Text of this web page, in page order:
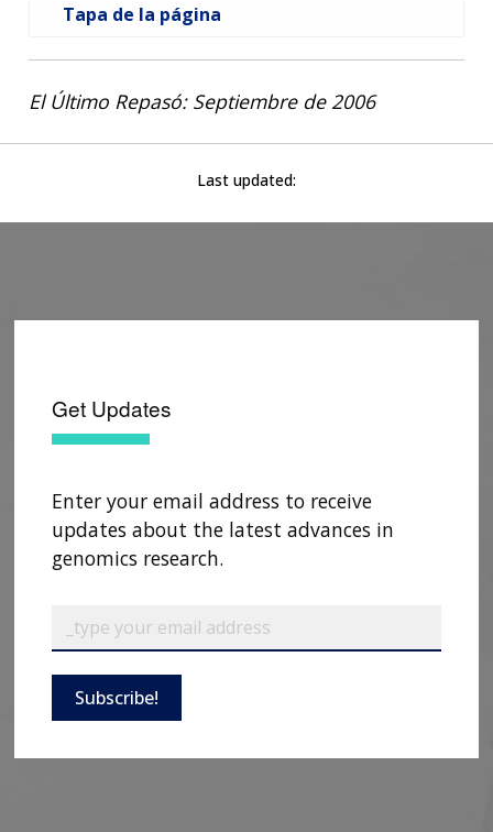
Tapa de la página
El Último Repasó: Septiembre de 2006
Last updated:
Get Updates
Enter your email address to receive
updates about the latest advances in
genomics research.
Subscribe!